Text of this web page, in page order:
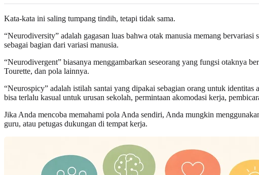
Kata-kata ini saling tumpang tindih, tetapi tidak sama.
“Neurodiversity” adalah gagasan luas bahwa otak manusia memang
sebagai bagian dari variasi manusia.
“Neurodivergent” biasanya menggambarkan seseorang yang fungsi otaknya
Tourette, dan pola lainnya.
“Neurospicy” adalah istilah santai yang dipakai sebagian orang untuk
bisa terlalu kasual untuk urusan sekolah, permintaan akomodasi kerja,
Jika Anda mencoba memahami pola Anda sendiri, Anda mungkin
guru, atau petugas dukungan di tempat kerja.